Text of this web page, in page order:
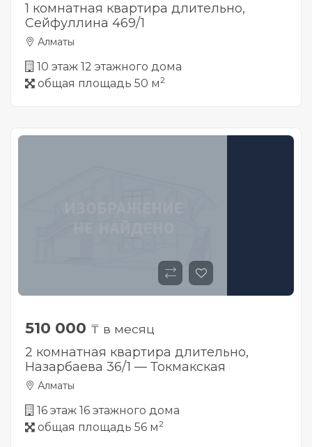
1 комнатная квартира длительно,
Сейфуллина 469/1
Алматы
10 этаж 12 этажного дома
общая площадь 50 м2
510 000 ₸ в месяц
2 комнатная квартира длительно,
Назарбаева 36/1 — Токмакская
Алматы
16 этаж 16 этажного дома
общая площадь 56 м2